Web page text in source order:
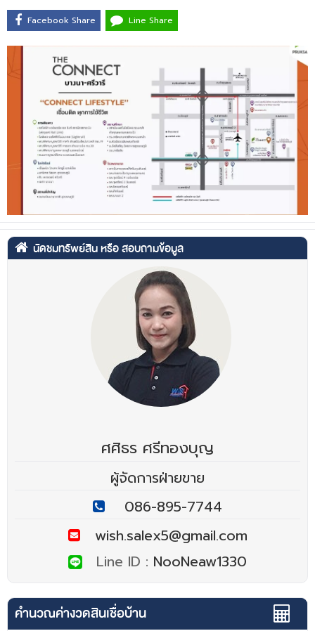
Facebook Share Line Share
นัดชมทรัพย์สิน หรือ สอบถามข้อมูล
ศศิธร ศรีทองบุญ
ผู้จัดการฝ่ายขาย
086-895-7744
wish.salex5@gmail.com
Line ID : NooNeaw1330
คำนวณค่างวดสินเชื่อบ้าน